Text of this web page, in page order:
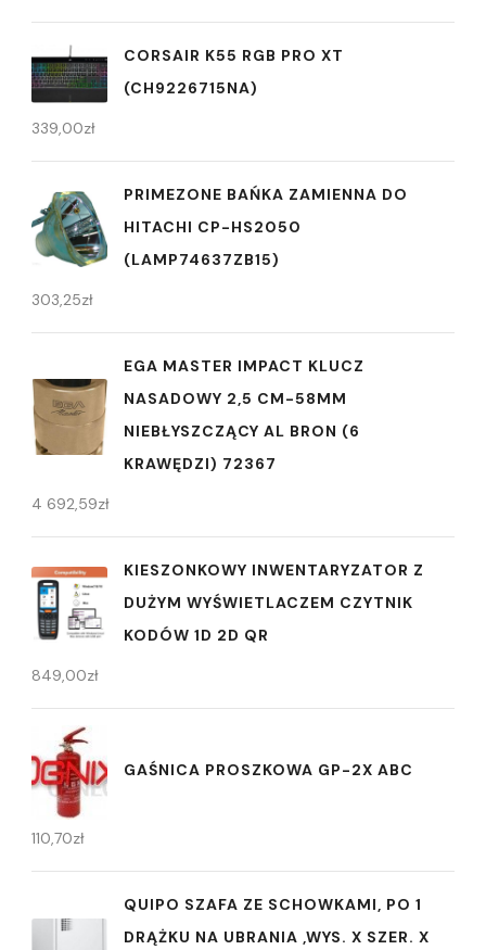
CORSAIR K55 RGB PRO XT
(CH9226715NA)
339,00zł
PRIMEZONE BAŃKA ZAMIENNA DO
HITACHI CP-HS2050
(LAMP74637ZB15)
303,25zł
EGA MASTER IMPACT KLUCZ
NASADOWY 2,5 CM-58MM
NIEBŁYSZCZĄCY AL BRON (6
KRAWĘDZI) 72367
4 692,59zł
KIESZONKOWY INWENTARYZATOR Z
DUŻYM WYŚWIETLACZEM CZYTNIK
KODÓW 1D 2D QR
849,00zł
GAŚNICA PROSZKOWA GP-2X ABC
110,70zł
QUIPO SZAFA ZE SCHOWKAMI, PO 1
DRĄŻKU NA UBRANIA ,WYS. X SZER. X